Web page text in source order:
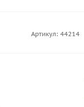
Артикул: 44214